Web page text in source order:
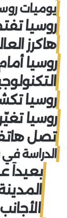
يوميات
روسيا
هاكرز
روسيا
روسيا
روسيا
تصل
الدراسة في
بعيداً
الأجانب